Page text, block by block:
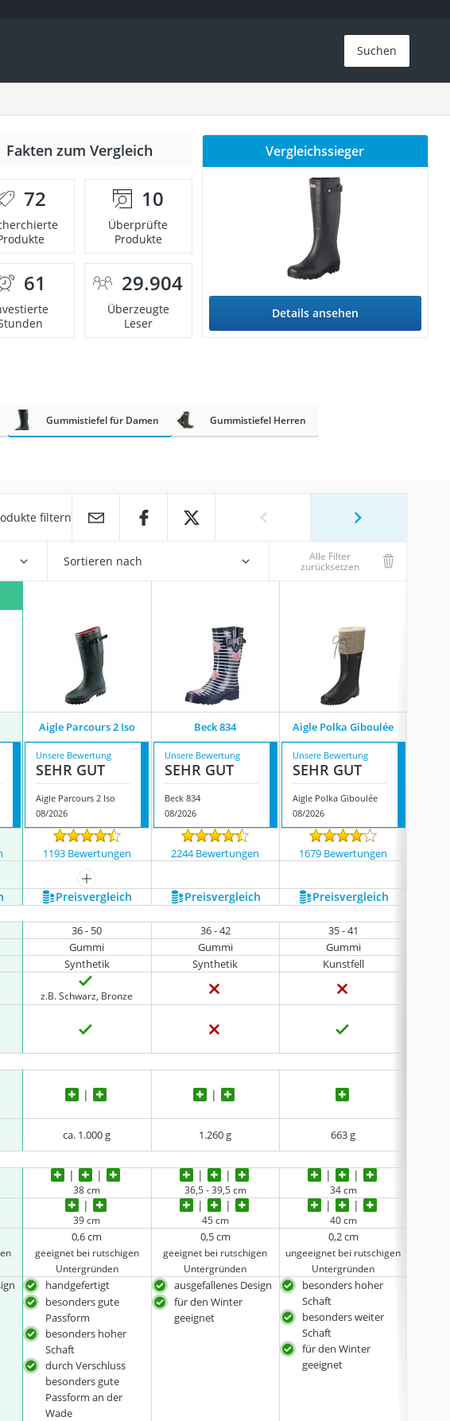
Suchen
Fakten zum Vergleich
72 10
Überprüfte
Produkte
61 29.904
Überzeugte
Leser
Vergleichssieger
Details ansehen
Gummistiefel für Damen Gummistiefel Herren
filtern
Sortieren nach Alle Filter
zurücksetzen
Aigle Parcours 2 Iso Beck 834 Aigle Polka Giboulée
Unsere Bewertung
SEHR GUT
Aigle Parcours 2 Iso
08/2026
Unsere Bewertung
SEHR GUT
Beck 834
08/2026
Unsere Bewertung
SEHR GUT
Aigle Polka Giboulée
08/2026
1193 Bewertungen 2244 Bewertungen 1679 Bewertungen
mehr anzeigen
Preis­vergleich Preis­vergleich Preis­vergleich
36 - 50 36 - 42
35 - 41
Gummi Gummi Gummi
Synthetik Synthetik Kunstfell
z.B. Schwarz, Bronze
ca. 1.000 g 1.260 g
663 g
38 cm 36,5 - 39,5 cm 34 cm
39 cm 45 cm 40 cm
0,6 cm
geeignet bei rutschigen
Untergründen
0,5 cm
geeignet bei rutschigen
Untergründen
0,2 cm
ungeeignet bei rutschigen
Untergründen
handgefertigt
besonders gute
Passform
besonders hoher
Schaft
durch Verschluss
besonders gute
Passform an der
Wade
ausgefallenes Design
für den Winter
geeignet
besonders hoher
Schaft
besonders weiter
Schaft
für den Winter
geeignet